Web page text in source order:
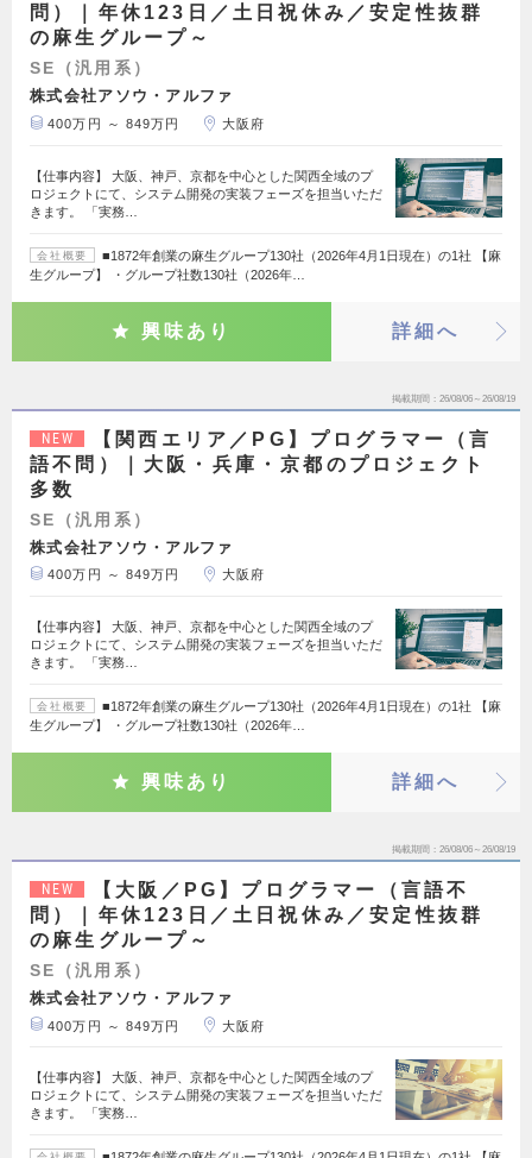
問）｜年休123日／土日祝休み／安定性抜群
の麻生グループ～
SE（汎用系）
株式会社アソウ・アルファ
400万円 ～ 849万円 大阪府
【仕事内容】 大阪、神戸、京都を中心とした関西全域のプ
ロジェクトにて、システム開発の実装フェーズを担当いただ
きます。 「実務…
会社概要
■1872年創業の麻生グループ130社（2026年4月1日現在）の1社 【麻
生グループ】 ・グループ社数130社（2026年…
興味あり 詳細へ
掲載期間 26/08/06～26/08/19
NEW
【関西エリア／PG】プログラマー（言
語不問）｜大阪・兵庫・京都のプロジェクト
多数
SE（汎用系）
株式会社アソウ・アルファ
400万円 ～ 849万円 大阪府
【仕事内容】 大阪、神戸、京都を中心とした関西全域のプ
ロジェクトにて、システム開発の実装フェーズを担当いただ
きます。 「実務…
会社概要
■1872年創業の麻生グループ130社（2026年4月1日現在）の1社 【麻
生グループ】 ・グループ社数130社（2026年…
興味あり 詳細へ
掲載期間 26/08/06～26/08/19
NEW
【大阪／PG】プログラマー（言語不
問）｜年休123日／土日祝休み／安定性抜群
の麻生グループ～
SE（汎用系）
株式会社アソウ・アルファ
400万円 ～ 849万円 大阪府
【仕事内容】 大阪、神戸、京都を中心とした関西全域のプ
ロジェクトにて、システム開発の実装フェーズを担当いただ
きます。 「実務…